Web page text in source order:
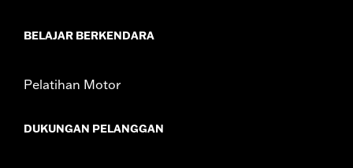
BELAJAR BERKENDARA
Pelatihan Motor
DUKUNGAN PELANGGAN